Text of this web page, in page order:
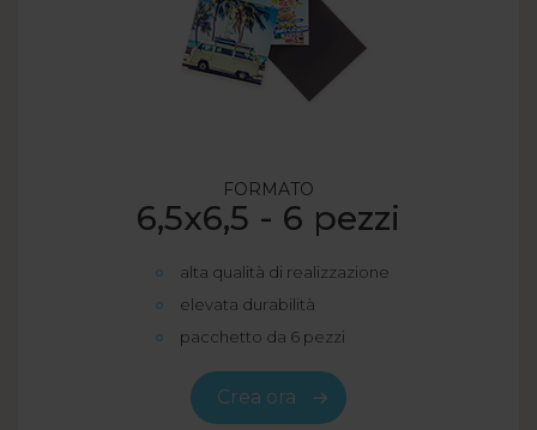
FORMATO
6,5x6,5 - 6 pezzi
alta qualità di realizzazione
elevata durabilità
pacchetto da 6 pezzi
Crea ora